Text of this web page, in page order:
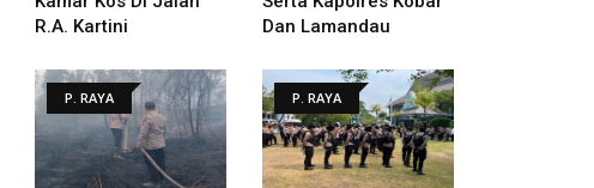
R.A. Kartini
Dan Lamandau
P. RAYA P. RAYA